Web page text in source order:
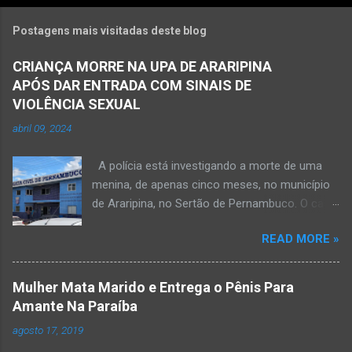
Postagens mais visitadas deste blog
CRIANÇA MORRE NA UPA DE ARARIPINA
APÓS DAR ENTRADA COM SINAIS DE
VIOLÊNCIA SEXUAL
abril 09, 2024
A polícia está investigando a morte de uma
menina, de apenas cinco meses, no município
de Araripina, no Sertão de Pernambuco. O caso
morte a esclarecer”. A PM diz que, na segunda-
feira (8), foi acionada para verificar uma
possível ocorrência de estupro de vulnerável,
na UPA da cidade, mas ao chegar ao local a
READ MORE »
Mulher Mata Marido e Entrega o Pênis Para
Amante Na Paraíba
agosto 17, 2019